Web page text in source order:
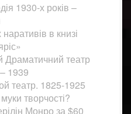
1930-х років –
в книзі
театр
1939
театр. 1825-1925
творчості?
Монро за $60